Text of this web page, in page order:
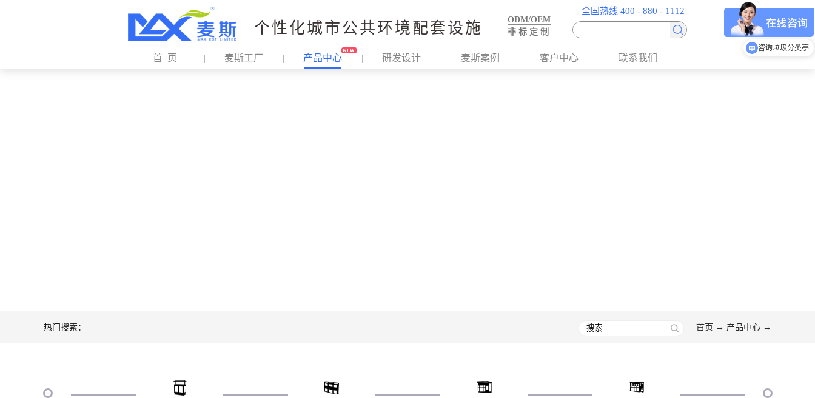
个性化城市公共环境配套设施
ODM/OEM
非 标 定 制
全国热线 400 - 880 - 1112
首 页 麦斯工厂 产品中心 研发设计 麦斯案例 客户中心 联系我们
首页 → 产品中心 →
热门搜索：
咨询垃圾分类亭